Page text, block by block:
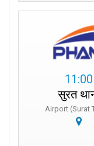
11:00
सुरत
Airport (Surat